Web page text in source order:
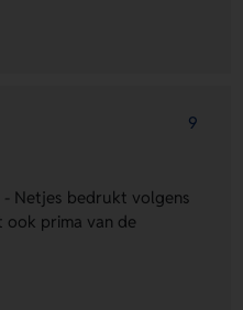
9
Netjes bedrukt volgens
prima van de